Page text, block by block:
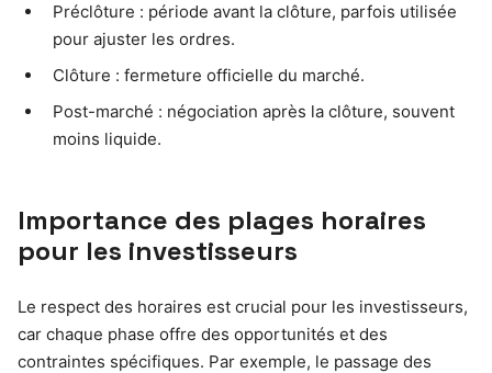
Préclôture : période avant la clôture, parfois utilisée
pour ajuster les ordres.
Clôture : fermeture officielle du marché.
Post-marché : négociation après la clôture, souvent
moins liquide.
Importance des plages horaires
pour les investisseurs
Le respect des horaires est crucial pour les investisseurs,
car chaque phase offre des opportunités et des
contraintes spécifiques. Par exemple, le passage des